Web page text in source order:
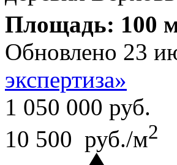
Площадь: 100
Обновлено 23
экспертиза»
1 050 000 руб.
10 500 руб./м2